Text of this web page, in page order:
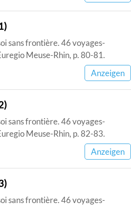
sans frontière. 46 voyages-
Meuse-Rhin, p. 80-81.
Anzeigen
sans frontière. 46 voyages-
Meuse-Rhin, p. 82-83.
Anzeigen
sans frontière. 46 voyages-